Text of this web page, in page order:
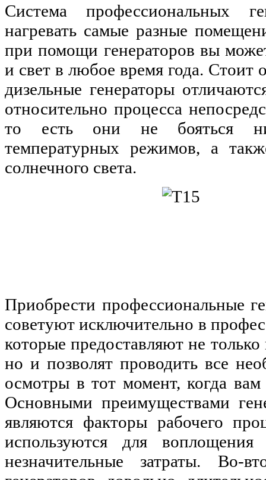
Система профессиональных
нагревать самые разные
при помощи генераторов вы
и свет в любое время года. Стоит
дизельные генераторы
относительно процесса
то есть они не бояться
температурных режимов, а
солнечного света.
Приобрести профессиональные
советуют исключительно в
которые предоставляют не
но и позволят проводить все
осмотры в тот момент, когда вам
Основными преимуществами
являются факторы рабочего
используются для
незначительные затраты. Во-